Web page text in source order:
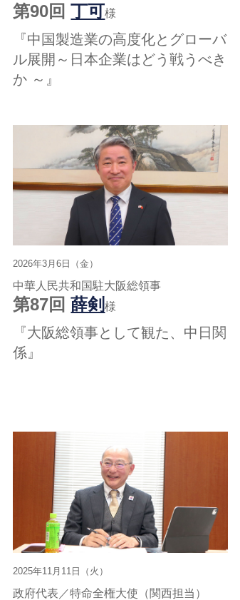
第90回丁可様
『中国製造業の高度化とグローバ
ル展開～日本企業はどう戦うべき
か ～』
2026年3月6日（金）
中華人民共和国駐大阪総領事
第87回薛剣様
『大阪総領事として観た、中日関
係』
2025年11月11日（火）
政府代表／特命全権大使（関西担当）